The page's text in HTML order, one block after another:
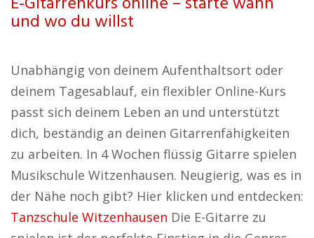
und wo du willst
Unabhängig von deinem Aufenthaltsort oder
deinem Tagesablauf, ein flexibler Online-Kurs
passt sich deinem Leben an und unterstützt
dich, beständig an deinen Gitarrenfähigkeiten
zu arbeiten. In 4 Wochen flüssig Gitarre spielen
Musikschule Witzenhausen. Neugierig, was es in
der Nähe noch gibt? Hier klicken und entdecken:
Tanzschule Witzenhausen Die E-Gitarre zu